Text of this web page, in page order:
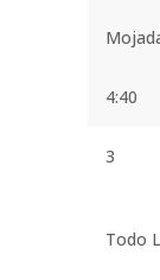
4:40
3
Todo